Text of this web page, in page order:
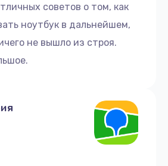
советов о том, как
ноутбук в дальнейшем,
не вышло из строя.